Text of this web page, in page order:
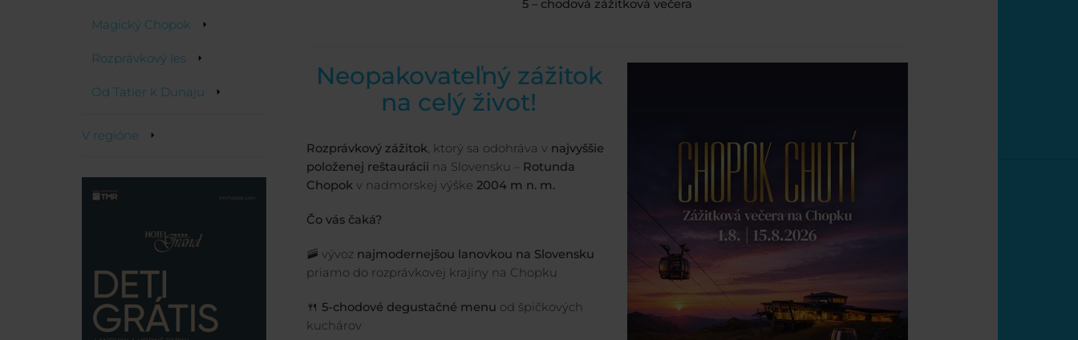
Magický Chopok
Rozprávkový les
Od Tatier k Dunaju
V regióne
5 – chodová zážitková večera
Neopakovateľný zážitok
na celý život!
Rozprávkový zážitok, ktorý sa odohráva v najvyššie
položenej reštaurácii na Slovensku –
Rotunda
Chopok v nadmorskej výške 2004 m n. m.
Čo vás čaká?
🚠 vývoz najmodernejšou lanovkou na Slovensku
priamo do rozprávkovej krajiny na Chopku
🍴 5-chodové degustačné menu od špičkových
kuchárov